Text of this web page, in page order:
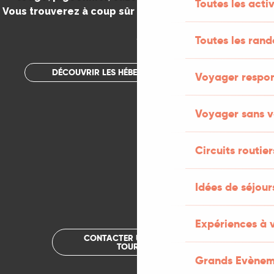
Toutes les
Toutes les
Voyager
Voyager sans
Circuits
Idées de
Expériences à
Grands
Vous trouverez à coup sûr votre bonheur dans le Lot.
.
DÉCOUVRIR LES HÉBERGEMENTS INSOLITES
CONTACTER UN OFFICE DE
TOURISME